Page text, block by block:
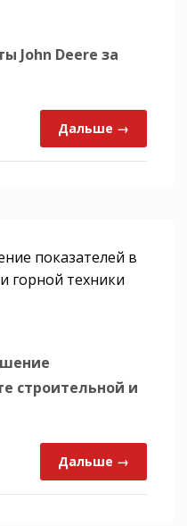
John Deere за
Дальше →
показателей в
горной техники
строительной и
Дальше →